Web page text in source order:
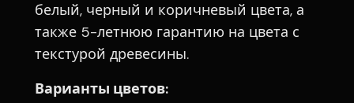
белый, черный и коричневый цвета, а
также 5-летнюю гарантию на цвета с
текстурой древесины.
Варианты цветов: